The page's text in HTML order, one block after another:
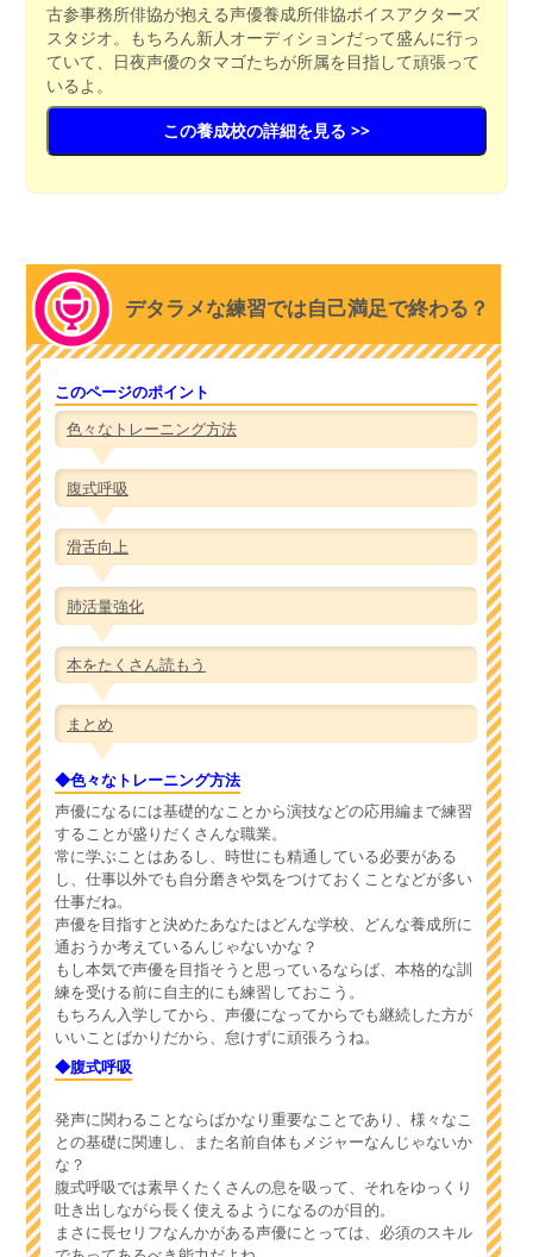
古参事務所俳協が抱える声優養成所俳協ボイスアクターズ
スタジオ。もちろん新人オーディションだって盛んに行っ
ていて、日夜声優のタマゴたちが所属を目指して頑張って
いるよ。
この養成校の詳細を見る >>
デタラメな練習では自己満足で終わる？
このページのポイント
色々なトレーニング方法
腹式呼吸
滑舌向上
肺活量強化
本をたくさん読もう
まとめ
◆色々なトレーニング方法
声優になるには基礎的なことから演技などの応用編まで練習
することが盛りだくさんな職業。
常に学ぶことはあるし、時世にも精通している必要がある
し、仕事以外でも自分磨きや気をつけておくことなどが多い
仕事だね。
声優を目指すと決めたあなたはどんな学校、どんな養成所に
通おうか考えているんじゃないかな？
もし本気で声優を目指そうと思っているならば、本格的な訓
練を受ける前に自主的にも練習しておこう。
もちろん入学してから、声優になってからでも継続した方が
いいことばかりだから、怠けずに頑張ろうね。
◆腹式呼吸
発声に関わることならばかなり重要なことであり、様々なこ
との基礎に関連し、また名前自体もメジャーなんじゃないか
な？
腹式呼吸では素早くたくさんの息を吸って、それをゆっくり
吐き出しながら長く使えるようになるのが目的。
まさに長セリフなんかがある声優にとっては、必須のスキル